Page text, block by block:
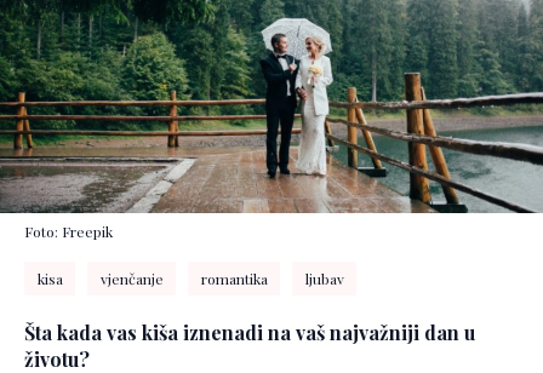
Foto: Freepik
kisa vjenčanje romantika ljubav
Šta kada vas kiša iznenadi na vaš najvažniji dan u
životu?